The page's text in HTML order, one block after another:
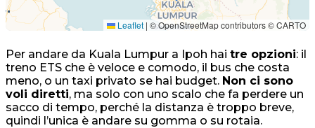
Leaflet | © OpenStreetMap contributors © CARTO
Per andare da Kuala Lumpur a Ipoh hai tre opzioni: il
treno ETS che è veloce e comodo, il bus che costa
meno, o un taxi privato se hai budget. Non ci sono
voli diretti, ma solo con uno scalo che fa perdere un
sacco di tempo, perché la distanza è troppo breve,
quindi l’unica è andare su gomma o su rotaia.